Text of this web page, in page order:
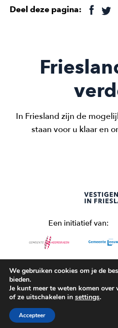
Deel deze pagina:
In Friesland zijn de
staan voor u klaar en
Een initiatief van:
We gebruiken cookies om je de
bieden.
Je kunt meer te weten komen
of ze uitschakelen in settings.
Accepteer